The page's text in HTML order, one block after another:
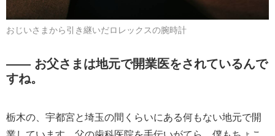
おじいさまから引き継いだロレックスの腕時計
―― お父さまは地元で開業医をされているんで
すね。
栃木の、宇都宮と埼玉の間くらいにある何もない地元で開